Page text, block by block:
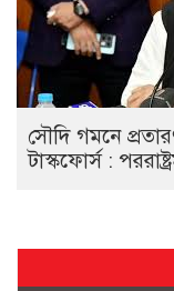
সৌদি গমনে
টাস্কফোর্স :